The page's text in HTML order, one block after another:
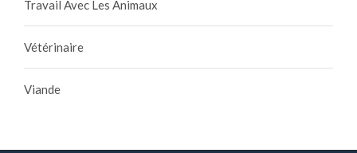
Travail Avec Les Animaux
Vétérinaire
Viande